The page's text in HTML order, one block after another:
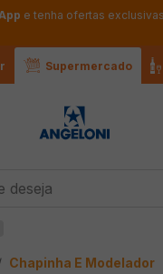
e tenha ofertas exclusivas
Supermercado
Chapinha E Modelador